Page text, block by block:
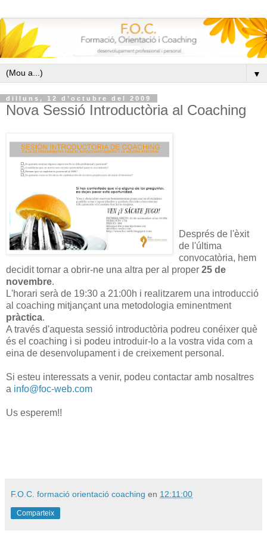
▼
dilluns, 12 d’octubre del 2009
Nova Sessió Introductòria al Coaching
Després de l'èxit
de l'última
convocatòria, hem
decidit tornar a obrir-ne una altra per al proper 25 de
novembre.
L'horari serà de 19:30 a 21:00h i realitzarem una introducció
al coaching mitjançant una metodologia eminentment
pràctica.
A través d'aquesta sessió introductòria podreu conéixer què
és el coaching i si podeu introduir-lo a la vostra vida com a
eina de desenvolupament i de creixement personal.
Si esteu interessats a venir, podeu contactar amb nosaltres
a info@foc-web.com
Us esperem!!
F.O.C. formació orientació coaching en 12:11:00
Comparteix